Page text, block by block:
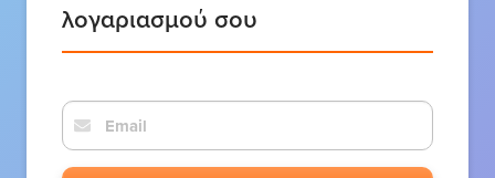
λογαριασμού σου